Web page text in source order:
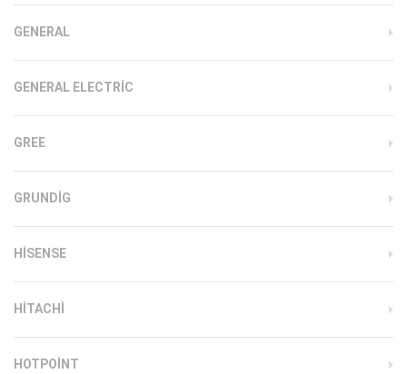
GENERAL
GENERAL ELECTRIC
GREE
GRUNDIG
HISENSE
HITACHI
HOTPOINT